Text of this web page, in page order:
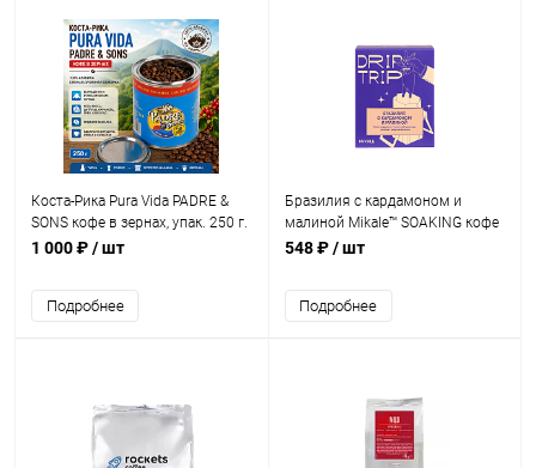
Коста-Рика Pura Vida PADRE &
SONS кофе в зернах, упак. 250 г.
1 000 ₽/ шт
Подробнее
Бразилия с кардамоном и
малиной Mikale™ SOAKING кофе
молотый в ДРИП-ПАКЕТАХ,
548 ₽/ шт
Подробнее